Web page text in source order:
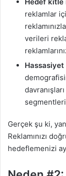
reklamlar
verileri
Gerçek şu ki,
Reklamınızı
hedeflemenizi